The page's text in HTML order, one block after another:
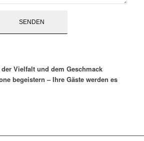
Vielfalt und dem Geschmack
begeistern – Ihre Gäste werden es